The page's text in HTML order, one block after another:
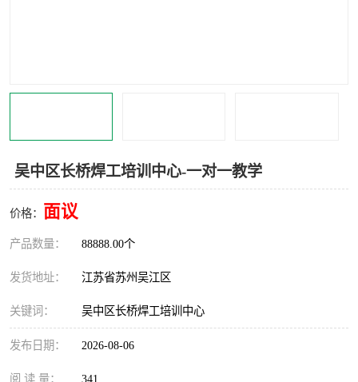
吴中区长桥焊工培训中心-一对一教学
价格： 面议
产品数量： 88888.00个
发货地址： 江苏省苏州吴江区
关键词： 吴中区长桥焊工培训中心
发布日期： 2026-08-06
阅 读 量： 341